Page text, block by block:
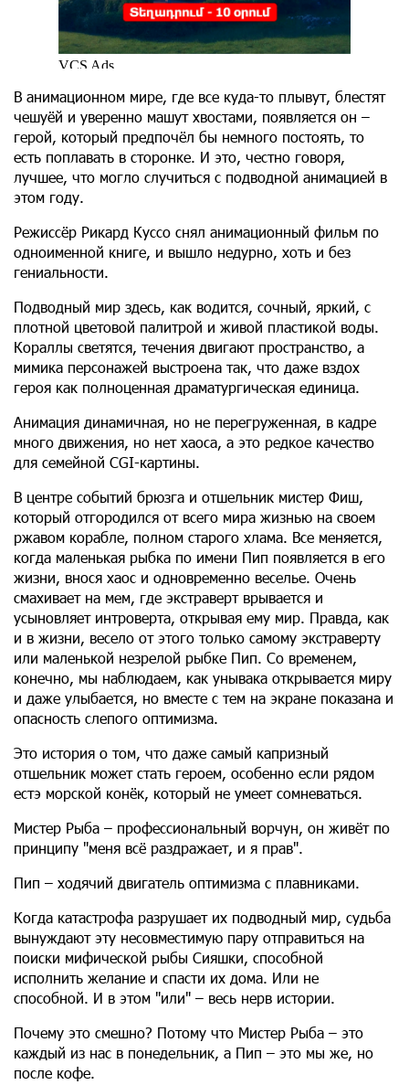
В анимационном мире, где все куда-то плывут, блестят
чешуёй и уверенно машут хвостами, появляется он –
герой, который предпочёл бы немного постоять, то
есть поплавать в сторонке. И это, честно говоря,
лучшее, что могло случиться с подводной анимацией в
этом году.
Режиссёр Рикард Куссо снял анимационный фильм по
одноименной книге, и вышло недурно, хоть и без
гениальности.
Подводный мир здесь, как водится, сочный, яркий, с
плотной цветовой палитрой и живой пластикой воды.
Кораллы светятся, течения двигают пространство, а
мимика персонажей выстроена так, что даже вздох
героя как полноценная драматургическая единица.
Анимация динамичная, но не перегруженная, в кадре
много движения, но нет хаоса, а это редкое качество
для семейной CGI-картины.
В центре событий брюзга и отшельник мистер Фиш,
который отгородился от всего мира жизнью на своем
ржавом корабле, полном старого хлама. Все меняется,
когда маленькая рыбка по имени Пип появляется в его
жизни, внося хаос и одновременно веселье. Очень
смахивает на мем, где экстраверт врывается и
усыновляет интроверта, открывая ему мир. Правда, как
и в жизни, весело от этого только самому экстраверту
или маленькой незрелой рыбке Пип. Со временем,
конечно, мы наблюдаем, как унывака открывается миру
и даже улыбается, но вместе с тем на экране показана и
опасность слепого оптимизма.
Это история о том, что даже самый капризный
отшельник может стать героем, особенно если рядом
естэ морской конёк, который не умеет сомневаться.
Мистер Рыба – профессиональный ворчун, он живёт по
принципу "меня всё раздражает, и я прав".
Пип – ходячий двигатель оптимизма с плавниками.
Когда катастрофа разрушает их подводный мир, судьба
вынуждают эту несовместимую пару отправиться на
поиски мифической рыбы Сияшки, способной
исполнить желание и спасти их дома. Или не
способной. И в этом "или" – весь нерв истории.
Почему это смешно? Потому что Мистер Рыба – это
каждый из нас в понедельник, а Пип – это мы же, но
после кофе.